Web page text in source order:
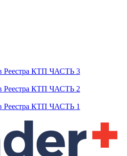
Реестра КТП ЧАСТЬ 3
Реестра КТП ЧАСТЬ 2
Реестра КТП ЧАСТЬ 1